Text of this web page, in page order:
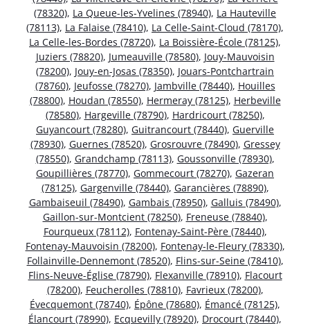
(78320), La Queue-les-Yvelines (78940), La Hauteville
(78113), La Falaise (78410), La Celle-Saint-Cloud (78170),
La Celle-les-Bordes (78720), La Boissière-École (78125),
Juziers (78820), Jumeauville (78580), Jouy-Mauvoisin
(78200), Jouy-en-Josas (78350), Jouars-Pontchartrain
(78760), Jeufosse (78270), Jambville (78440), Houilles
(78800), Houdan (78550), Hermeray (78125), Herbeville
(78580), Hargeville (78790), Hardricourt (78250),
Guyancourt (78280), Guitrancourt (78440), Guerville
(78930), Guernes (78520), Grosrouvre (78490), Gressey
(78550), Grandchamp (78113), Goussonville (78930),
Goupillières (78770), Gommecourt (78270), Gazeran
(78125), Gargenville (78440), Garancières (78890),
Gambaiseuil (78490), Gambais (78950), Galluis (78490),
Gaillon-sur-Montcient (78250), Freneuse (78840),
Fourqueux (78112), Fontenay-Saint-Père (78440),
Fontenay-Mauvoisin (78200), Fontenay-le-Fleury (78330),
Follainville-Dennemont (78520), Flins-sur-Seine (78410),
Flins-Neuve-Église (78790), Flexanville (78910), Flacourt
(78200), Feucherolles (78810), Favrieux (78200),
Évecquemont (78740), Épône (78680), Émancé (78125),
Élancourt (78990), Ecquevilly (78920), Drocourt (78440),